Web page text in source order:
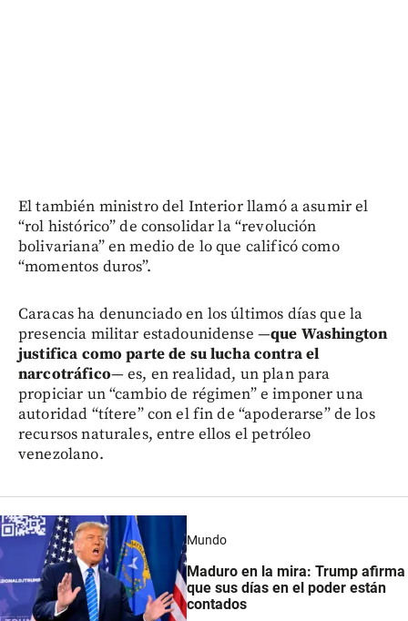
El también ministro del Interior llamó a asumir el
“rol histórico” de consolidar la “revolución
bolivariana” en medio de lo que calificó como
“momentos duros”.
Caracas ha denunciado en los últimos días que la
presencia militar estadounidense —que Washington
justifica como parte de su lucha contra el
narcotráfico— es, en realidad, un plan para
propiciar un “cambio de régimen” e imponer una
autoridad “títere” con el fin de “apoderarse” de los
recursos naturales, entre ellos el petróleo
venezolano.
Mundo
Maduro en la mira: Trump afirma
que sus días en el poder están
contados